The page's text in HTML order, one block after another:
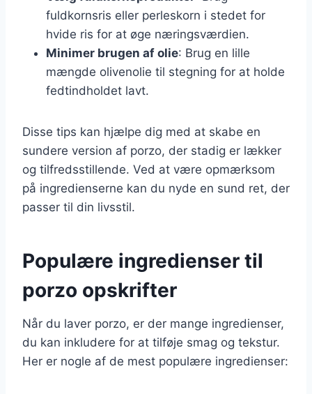
fuldkornsris eller perleskorn i stedet for
hvide ris for at øge næringsværdien.
Minimer brugen af olie: Brug en lille
mængde olivenolie til stegning for at holde
fedtindholdet lavt.
Disse tips kan hjælpe dig med at skabe en
sundere version af porzo, der stadig er lækker
og tilfredsstillende. Ved at være opmærksom
på ingredienserne kan du nyde en sund ret, der
passer til din livsstil.
Populære ingredienser til
porzo opskrifter
Når du laver porzo, er der mange ingredienser,
du kan inkludere for at tilføje smag og tekstur.
Her er nogle af de mest populære ingredienser: